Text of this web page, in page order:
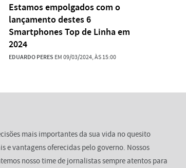
Estamos empolgados com o
lançamento destes 6
Smartphones Top de Linha em
2024
EDUARDO PERES EM 09/03/2024, ÀS 15:00
mais importantes da sua vida no quesito
e vantagens oferecidas pelo governo. Nossos
nosso time de jornalistas sempre atentos para